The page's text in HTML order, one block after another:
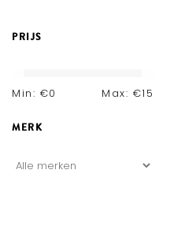
PRIJS
Min: €0 Max: €15
MERK